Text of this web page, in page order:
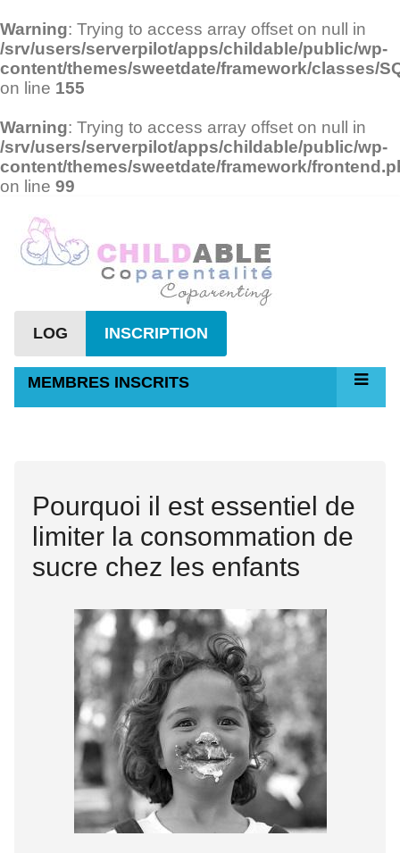
Warning: Trying to access array offset on null in
/srv/users/serverpilot/apps/childable/public/wp-
content/themes/sweetdate/framework/classes/
on line 155
Warning: Trying to access array offset on null in
/srv/users/serverpilot/apps/childable/public/wp-
content/themes/sweetdate/framework/
on line 99
LOG INSCRIPTION
MEMBRES INSCRITS
Pourquoi il est essentiel de
limiter la consommation de
sucre chez les enfants